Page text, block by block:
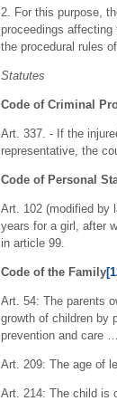
2. For this purpose,
proceedings
the procedural rules
Statutes
Code of Criminal
Art. 337. - If the
representative, the
Code of Personal
Art. 102 (modified by
years for a girl, after
in article 99.
Code of the Family
Art. 54: The parents
growth of children by
prevention and care …
Art. 209: The age of
Art. 214: The child is